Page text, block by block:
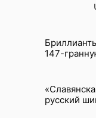
147-
русский